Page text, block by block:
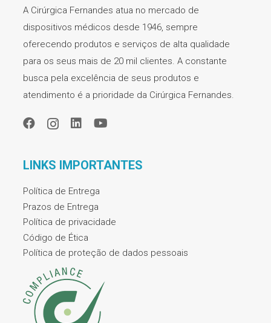
A Cirúrgica Fernandes atua no mercado de
dispositivos médicos desde 1946, sempre
oferecendo produtos e serviços de alta qualidade
para os seus mais de 20 mil clientes. A constante
busca pela excelência de seus produtos e
atendimento é a prioridade da Cirúrgica Fernandes.
LINKS IMPORTANTES
Política de Entrega
Prazos de Entrega
Política de privacidade
Código de Ética
Política de proteção de dados pessoais